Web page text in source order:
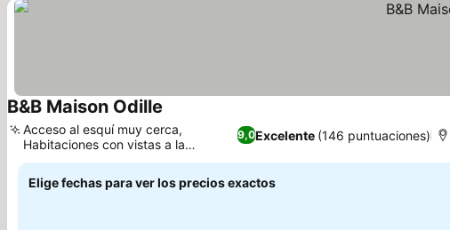
B&B Maison Odille
9,0Excelente (146 puntuaciones)
Acceso al esquí muy cerca,
Habitaciones con vistas a la
montaña y al jardín
Elige fechas para ver los precios exactos